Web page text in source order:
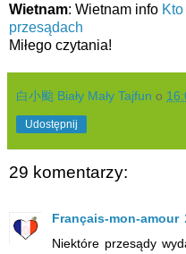
Wietnam: Wietnam info
przesądach
Miłego czytania!
白小颱 Biały Mały Tajfun o
Udostępnij
29 komentarzy:
Français-mon-amour
Niektóre przesądy